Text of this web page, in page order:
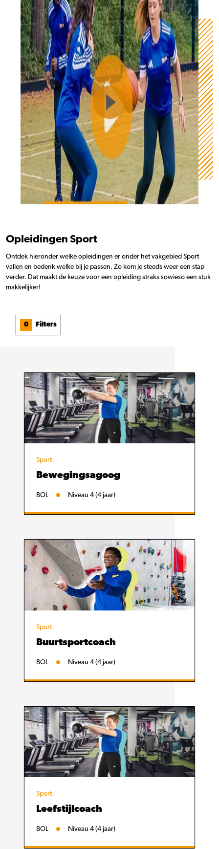
Opleidingen Sport
Ontdek hieronder welke opleidingen er onder het vakgebied Sport
vallen en bedenk welke bij je passen. Zo kom je steeds weer een stap
verder. Dat maakt de keuze voor een opleiding straks sowieso een stuk
makkelijker!
0 Filters
Sport
Bewegingsagoog
BOL Niveau 4 (4 jaar)
Sport
Buurtsportcoach
BOL Niveau 4 (4 jaar)
Sport
Leefstijlcoach
BOL Niveau 4 (4 jaar)